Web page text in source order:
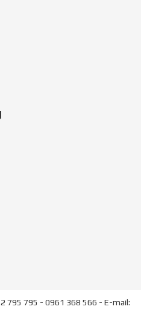
795 795 - 0961 368 566 - E-mail: